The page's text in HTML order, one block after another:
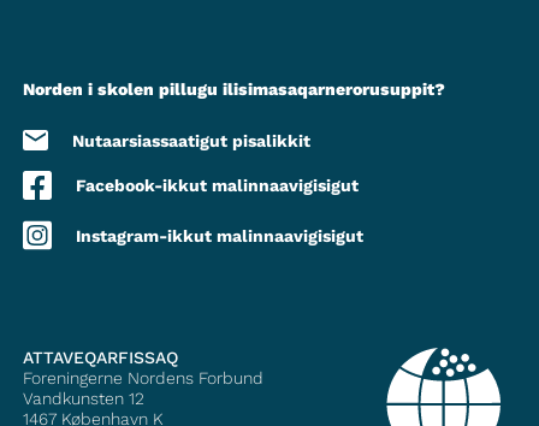
Norden i skolen pillugu ilisimasaqarnerorusuppit?
Nutaarsiassaatigut pisalikkit
Facebook-ikkut malinnaavigisigut
Instagram-ikkut malinnaavigisigut
ATTAVEQARFISSAQ
Foreningerne Nordens Forbund
Vandkunsten 12
1467 København K